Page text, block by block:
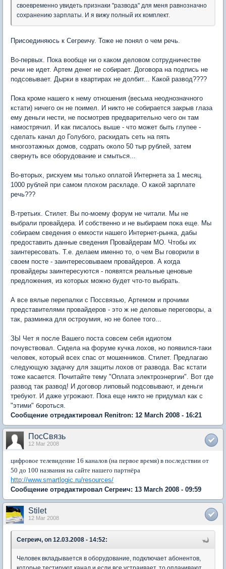
своевременно увидеть признаки "развода" для меня равнозначно
сохранению зарплаты. И я вижу полный их комплект.
Присоединяюсь к Сегреичу. Тоже не понял о чем речь.
Во-первых. Пока вообще ни о каком деловом сотрудничестве
речи не идет. Артем денег не собирает. Договора на подпись не
подсовывает. Дырки в квартирах не долбит... Какой развод????
Пока кроме нашего к нему отношения (весьма неоднозначного
кстати) ничего он не поимел. И никто не собирается закрыв глаза
ему деньги нести, не посмотрев предварительно чего он там
намострячил. И как писалось выше - что может быть глупее -
сделать канал до Голубого, раскидать сеть на пять
многоэтажных домов, содрать около 50 тыр рублей, затем
свернуть все оборудование и смыться...
Во-вторых, рискуем мы только оплатой Интернета за 1 месяц.
1000 рублей при самом плохом раскладе. О какой зарплате
речь???
В-третьих. Стилет. Вы по-моему форум не читали. Мы не
выбрали провайдера. И собственно и не выбираем пока еще. Мы
собираем сведения о емкости нашего Интернет-рынка, дабы
предоставить данные сведения Провайдерам МО. Чтобы их
заинтересовать. Т.е. делаем именно то, о чем Вы говорили в
своем посте - заинтересовываем провайдеров. А когда
провайдеры заинтересуются - появятся реальные ценовые
предложения, из которых можно будет что-то выбрать.
А все вялые перепалки с Поссвязью, Артемом и прочими
представителями провайдеров - это ж не деловые переговоры, а
так, разминка для остроумия, но не более того...
ЗЫ Чет я после Вашего поста совсем себя идиотом
почувствовал. Сидела на форуме кучка лохов, но появился-таки
человек, который всех спас от мошенников. Стилет. Предлагаю
следующую задачку для защиты лохов от развода. Вас кстати
тоже касается. Почитайте тему "Оплата электроэнергии". Вот где
развод так развод! И договор липовый подсовывают, и деньги
требуют. И даже угрожают. Пока еще никто не придумал как с
"этими" бороться.
Сообщение отредактировал Renitron: 12 March 2008 - 16:21
ПосСвязь
12 Mar 2008
цифровое телевидение 16 каналов (на первое время) в последствии от
50 до 100 названия на сайте нашего партнёра
http://www.smartlogic.ru/resources/
Сообщение отредактировал Сегреич: 13 March 2008 - 09:59
Stilet
12 Mar 2008
Сегреич, on 12.03.2008 - 14:52:
Человек вкладывается в оборудование, подключает абонентов,